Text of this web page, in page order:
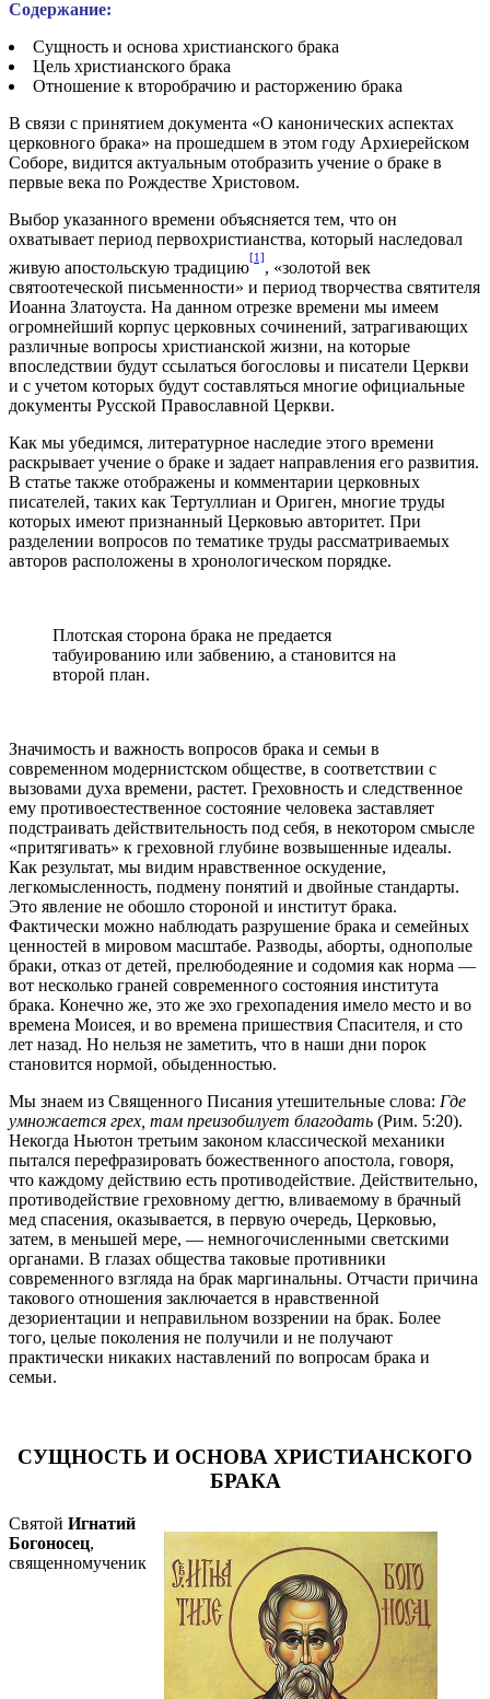
Содержание:
Сущность и основа христианского брака
Цель христианского брака
Отношение к второбрачию и расторжению брака
В связи с принятием документа «О канонических аспектах
церковного брака» на прошедшем в этом году Архиерейском
Соборе, видится актуальным отобразить учение о браке в
первые века по Рождестве Христовом.
Выбор указанного времени объясняется тем, что он
охватывает период первохристианства, который наследовал
живую апостольскую традицию
[1]
, «золотой век
святоотеческой письменности» и период творчества святителя
Иоанна Златоуста. На данном отрезке времени мы имеем
огромнейший корпус церковных сочинений, затрагивающих
различные вопросы христианской жизни, на которые
впоследствии будут ссылаться богословы и писатели Церкви
и с учетом которых будут составляться многие официальные
документы Русской Православной Церкви.
Как мы убедимся, литературное наследие этого времени
раскрывает учение о браке и задает направления его развития.
В статье также отображены и комментарии церковных
писателей, таких как Тертуллиан и Ориген, многие труды
которых имеют признанный Церковью авторитет. При
разделении вопросов по тематике труды рассматриваемых
авторов расположены в хронологическом порядке.
Плотская сторона брака не предается
табуированию или забвению, а становится на
второй план.
Значимость и важность вопросов брака и семьи в
современном модернистском обществе, в соответствии с
вызовами духа времени, растет. Греховность и следственное
ему противоестественное состояние человека заставляет
подстраивать действительность под себя, в некотором смысле
«притягивать» к греховной глубине возвышенные идеалы.
Как результат, мы видим нравственное оскудение,
легкомысленность, подмену понятий и двойные стандарты.
Это явление не обошло стороной и институт брака.
Фактически можно наблюдать разрушение брака и семейных
ценностей в мировом масштабе. Разводы, аборты, однополые
браки, отказ от детей, прелюбодеяние и содомия как норма —
вот несколько граней современного состояния института
брака. Конечно же, это же эхо грехопадения имело место и во
времена Моисея, и во времена пришествия Спасителя, и сто
лет назад. Но нельзя не заметить, что в наши дни порок
становится нормой, обыденностью.
Мы знаем из Священного Писания утешительные слова: Где
умножается грех, там преизобилует благодать (Рим. 5:20).
Некогда Ньютон третьим законом классической механики
пытался перефразировать божественного апостола, говоря,
что каждому действию есть противодействие. Действительно,
противодействие греховному дегтю, вливаемому в брачный
мед спасения, оказывается, в первую очередь, Церковью,
затем, в меньшей мере, — немногочисленными светскими
органами. В глазах общества таковые противники
современного взгляда на брак маргинальны. Отчасти причина
такового отношения заключается в нравственной
дезориентации и неправильном воззрении на брак. Более
того, целые поколения не получили и не получают
практически никаких наставлений по вопросам брака и
семьи.
СУЩНОСТЬ И ОСНОВА ХРИСТИАНСКОГО
БРАКА
Святой Игнатий
Богоносец,
священномученик